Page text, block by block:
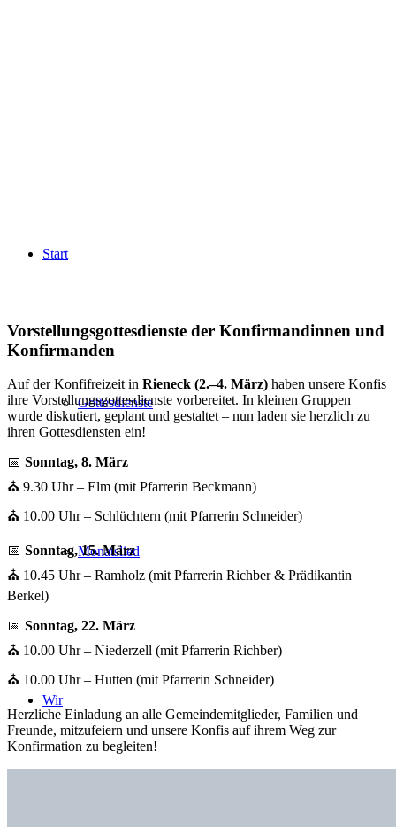
Start
Gottesdienste
Monatslied
Wir
Vorstellungsgottesdienste der Konfirmandinnen und
Konfirmanden
Auf der Konfifreizeit in Rieneck (2.–4. März) haben unsere Konfis
ihre Vorstellungsgottesdienste vorbereitet. In kleinen Gruppen
wurde diskutiert, geplant und gestaltet – nun laden sie herzlich zu
ihren Gottesdiensten ein!
📅 Sonntag, 8. März
⛪ 9.30 Uhr – Elm (mit Pfarrerin Beckmann)
⛪ 10.00 Uhr – Schlüchtern (mit Pfarrerin Schneider)
📅 Sonntag, 15. März
⛪ 10.45 Uhr – Ramholz (mit Pfarrerin Richber & Prädikantin
Berkel)
📅 Sonntag, 22. März
⛪ 10.00 Uhr – Niederzell (mit Pfarrerin Richber)
⛪ 10.00 Uhr – Hutten (mit Pfarrerin Schneider)
Herzliche Einladung an alle Gemeindemitglieder, Familien und
Freunde, mitzufeiern und unsere Konfis auf ihrem Weg zur
Konfirmation zu begleiten!